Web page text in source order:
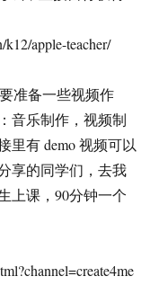
apple-teacher/
准备一些视频作
音乐制作，视频制
里有 demo 视频可以
享的同学们，去我
上课，90分钟一个